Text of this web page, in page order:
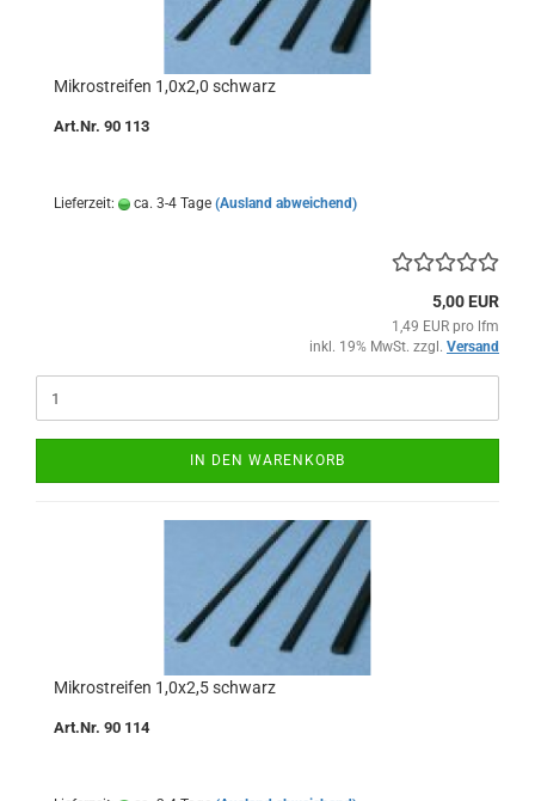
Mikrostreifen 1,0x2,0 schwarz
Art.Nr. 90 113
Lieferzeit: ca. 3-4 Tage (Ausland abweichend)
5,00 EUR
1,49 EUR pro lfm
inkl. 19% MwSt. zzgl. Versand
IN DEN WARENKORB
Mikrostreifen 1,0x2,5 schwarz
Art.Nr. 90 114